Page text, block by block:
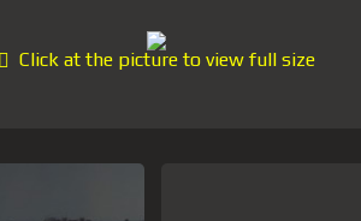
Click at the picture to view full size